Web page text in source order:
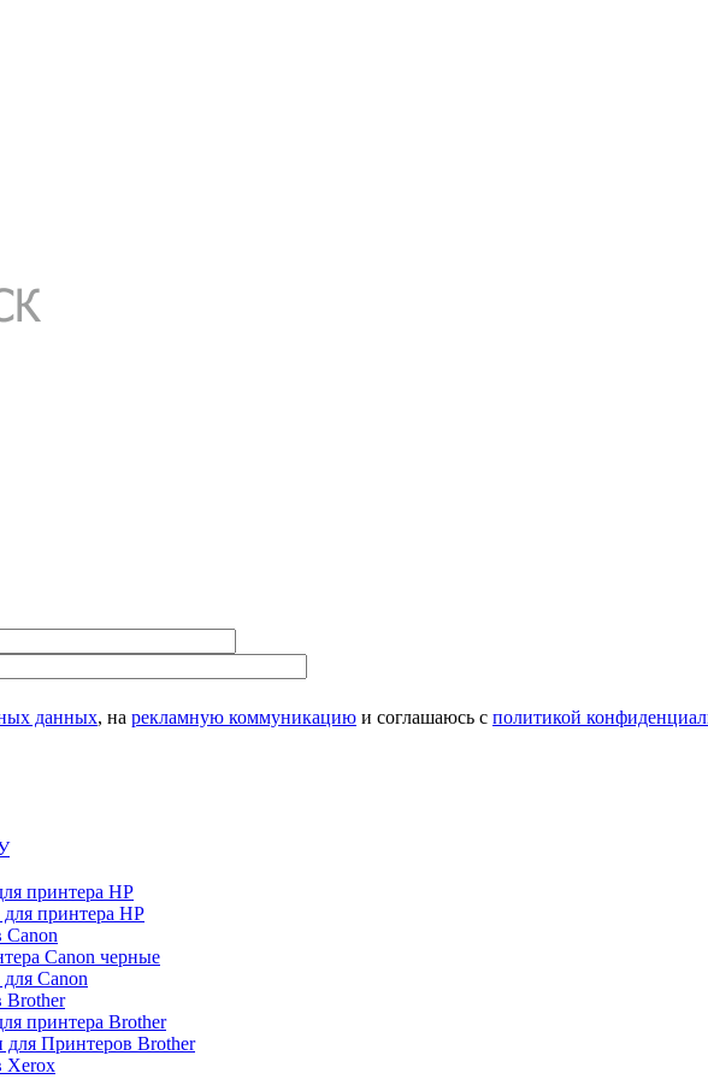
данных, на рекламную коммуникацию и соглашаюсь с политикой
принтера HP
принтера HP
Сanon
Сanon черные
Сanon
Brother
принтера Brother
Принтеров Brother
Xerox